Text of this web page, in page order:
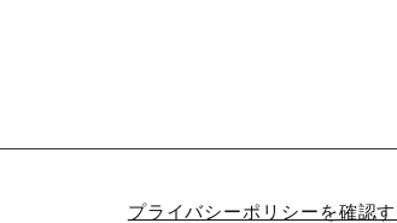
プライバシーポリシーを確認